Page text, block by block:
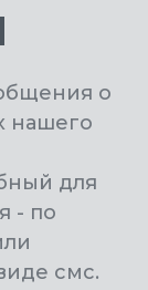
о
нашего
для
- по
смс.